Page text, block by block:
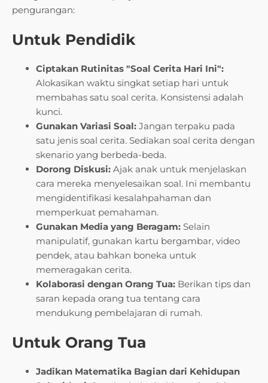
pengurangan:
Untuk Pendidik
Ciptakan Rutinitas "Soal Cerita Hari Ini":
Alokasikan waktu singkat setiap hari untuk
membahas satu soal cerita. Konsistensi adalah
kunci.
Gunakan Variasi Soal: Jangan terpaku pada
satu jenis soal cerita. Sediakan soal cerita dengan
skenario yang berbeda-beda.
Dorong Diskusi: Ajak anak untuk menjelaskan
cara mereka menyelesaikan soal. Ini membantu
mengidentifikasi kesalahpahaman dan
memperkuat pemahaman.
Gunakan Media yang Beragam: Selain
manipulatif, gunakan kartu bergambar, video
pendek, atau bahkan boneka untuk
memeragakan cerita.
Kolaborasi dengan Orang Tua: Berikan tips dan
saran kepada orang tua tentang cara
mendukung pembelajaran di rumah.
Untuk Orang Tua
Jadikan Matematika Bagian dari Kehidupan